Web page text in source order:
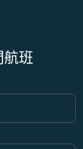
班